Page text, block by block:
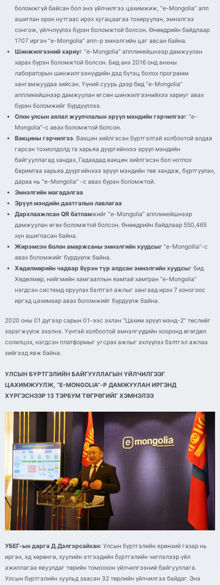
боломжгүй байсан бол энэ үйлчилгээ цахимжиж, “e-Mongolia” апп
ашиглан орон нутгаас ирэх хугацаагаа тохируулан, эмнэлгээ
сонгож, үйлчлүүлэх бүрэн боломжтой болсон. Өнөөдрийн байдлаар
1707 иргэн “e-Mongolia” апп-р эмнэлгийн цаг авсан байна.
Шинжилгээний хариуг “e-Mongolia” аппликейшнээр дамжуулан
харах бүрэн боломжтой болсон. Бид анх 2016 онд анхны
лабораторын шинжилгээнүүдийн дэд бүтэц болох программ
хангамжуудаа хийсэн. Үүний суурь дээр бид “e-Mongolia”
аппликейшнээр дамжуулан өгсөн шинжилгээнийхээ хариуг авах
бүрэн боломжийг бүрдүүллээ.
Олон улсын аялал жуулчлалын эрүүл мэндийн гэрчилгээг “e-
Mongolia”-с авах боломжтой болсон.
Вакцины гэрчилгээ. Вакцин хийлгэсэн бүртгэлтэй холбоотой алдаа
гарсан тохиолдолд та харьяа дүүргийнхээ эрүүл мэндийн
байгууллагад хандах, Гадаадад вакцин хийлгэсэн бол нотлох
баримтаа харьяа дүүргийнхээ эрүүл мэндийн төв хандаж, бүртгүүлэн,
дараа нь “e-Mongolia” -с авах бүрэн боломжтой.
Эмнэлгийн магадалгаа
Эрүүл мэндийн даатгалын лавлагаа
Дархлаажлсан QR батламжийг “e-Mongolia” аппликейшнээр
дамжуулан өгөх боломжтой болсон. Өнөөдрийн байдлаар 550,465
хүн ашигласан байна.
Жирэмсэн болон амаржсаны эмнэлгийн хуудсыг “e-Mongollia”-с
авах боломжийг бүрдүүлж байна.
Хөдөлмөрийн чадвар бүрэн түр алдсан эмнэлгийн хуудсыг бид
Хөдөлмөр, нийгмийн хамгааллын яамтай хамтран “e-Mongolia”
нэгдсэн системд оруулах бэлтгэл ажлыг хангаад ирэх 7 хоногоос
иргэд цахимаар авах боломжийг бүрдүүлж байна.
2020 оны 01 дүгээр сарын 01-ээс эхлэн “Цахим эрүүл мэнд-2” төслийг
хэрэгжүүлж эхэлнэ. Үүнтэй холбоотой эмнэлгүүдийн хооронд өгөгдөл
солилцох, нэгдсэн платформыг угсрах ажлыг эхлүүлэх бэлтгэл ажлаа
хийгээд явж байна.
УЛСЫН БҮРТГЭЛИЙН БАЙГУУЛЛАГЫН ҮЙЛЧИЛГЭЭГ
ЦАХИМЖУУЛЖ, “E-MONGOLIA”-Р ДАМЖУУЛАН ИРГЭНД
ХҮРГЭСНЭЭР 13 ТЭРБУМ ТӨГРӨГИЙГ ХЭМНЭЛЭЭ
УБЕГ-ын дарга Д.Дэлгэрсайхан: Улсын бүртгэлийн ерөнхий газар нь
иргэн, эд хөрөнгө, хуулийн этгээдийн бүртгэлийн чиглэлээр үйл
ажиллагаа явуулдаг төрийн томоохон үйлчилгээний байгууллага.
Улсын бүртгэлийн хуульд заасан 32 төрлийн үйлчилгээ байдаг. Энэ